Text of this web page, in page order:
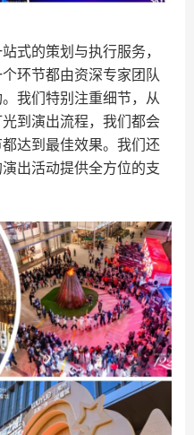
式的策划与执行服务，
环节都由资深专家团队
我们特别注重细节，从
到演出流程，我们都会
达到最佳效果。我们还
出活动提供全方位的支